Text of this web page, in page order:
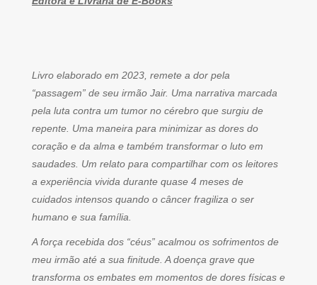
Livro elaborado em 2023, remete a dor pela
“passagem” de seu irmão Jair. Uma narrativa marcada
pela luta contra um tumor no cérebro que surgiu de
repente. Uma maneira para minimizar as dores do
coração e da alma e também transformar o luto em
saudades. Um relato para compartilhar com os leitores
a experiência vivida durante quase 4 meses de
cuidados intensos quando o câncer fragiliza o ser
humano e sua família.
A força recebida dos “céus” acalmou os sofrimentos de
meu irmão até a sua finitude. A doença grave que
transforma os embates em momentos de dores físicas e